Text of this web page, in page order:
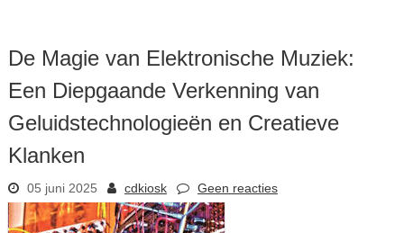
De Magie van Elektronische Muziek:
Een Diepgaande Verkenning van
Geluidstechnologieën en Creatieve
Klanken
05 juni 2025 cdkiosk Geen reacties